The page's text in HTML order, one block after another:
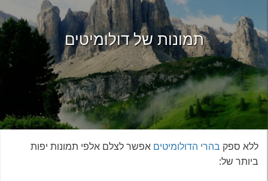
תמונות של דולומיטים
ללא ספק בהרי הדולומיטים אפשר לצלם אלפי תמונות יפות
ביותר של: